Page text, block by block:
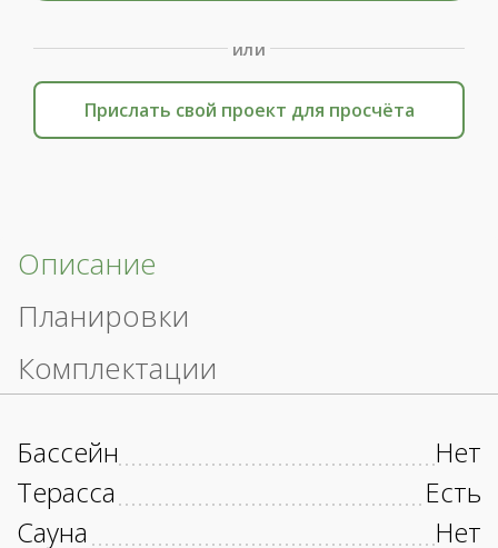
или
Прислать свой проект для просчёта
Описание
Планировки
Комплектации
Бассейн
Нет
Терасса
Есть
Сауна
Нет